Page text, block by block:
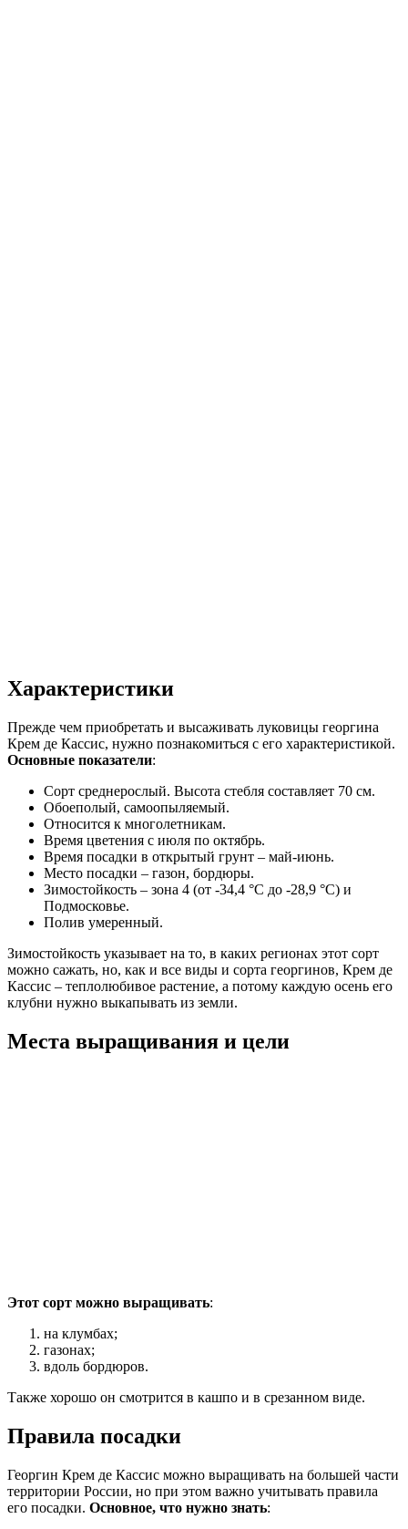
Характеристики
Прежде чем приобретать и высаживать луковицы георгина
Крем де Кассис, нужно познакомиться с его характеристикой.
Основные показатели:
Сорт среднерослый. Высота стебля составляет 70 см.
Обоеполый, самоопыляемый.
Относится к многолетникам.
Время цветения с июля по октябрь.
Время посадки в открытый грунт – май-июнь.
Место посадки – газон, бордюры.
Зимостойкость – зона 4 (от -34,4 °С до -28,9 °С) и
Подмосковье.
Полив умеренный.
Зимостойкость указывает на то, в каких регионах этот сорт
можно сажать, но, как и все виды и сорта георгинов, Крем де
Кассис – теплолюбивое растение, а потому каждую осень его
клубни нужно выкапывать из земли.
Места выращивания и цели
Этот сорт можно выращивать:
на клумбах;
газонах;
вдоль бордюров.
Также хорошо он смотрится в кашпо и в срезанном виде.
Правила посадки
Георгин Крем де Кассис можно выращивать на большей части
территории России, но при этом важно учитывать правила
его посадки. Основное, что нужно знать: